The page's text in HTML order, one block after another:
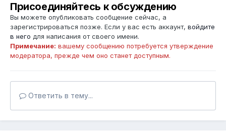
Присоединяйтесь к обсуждению
Вы можете опубликовать сообщение сейчас, а
зарегистрироваться позже. Если у вас есть аккаунт, войдите
в него для написания от своего имени.
Примечание: вашему сообщению потребуется утверждение
модератора, прежде чем оно станет доступным.
Ответить в тему...